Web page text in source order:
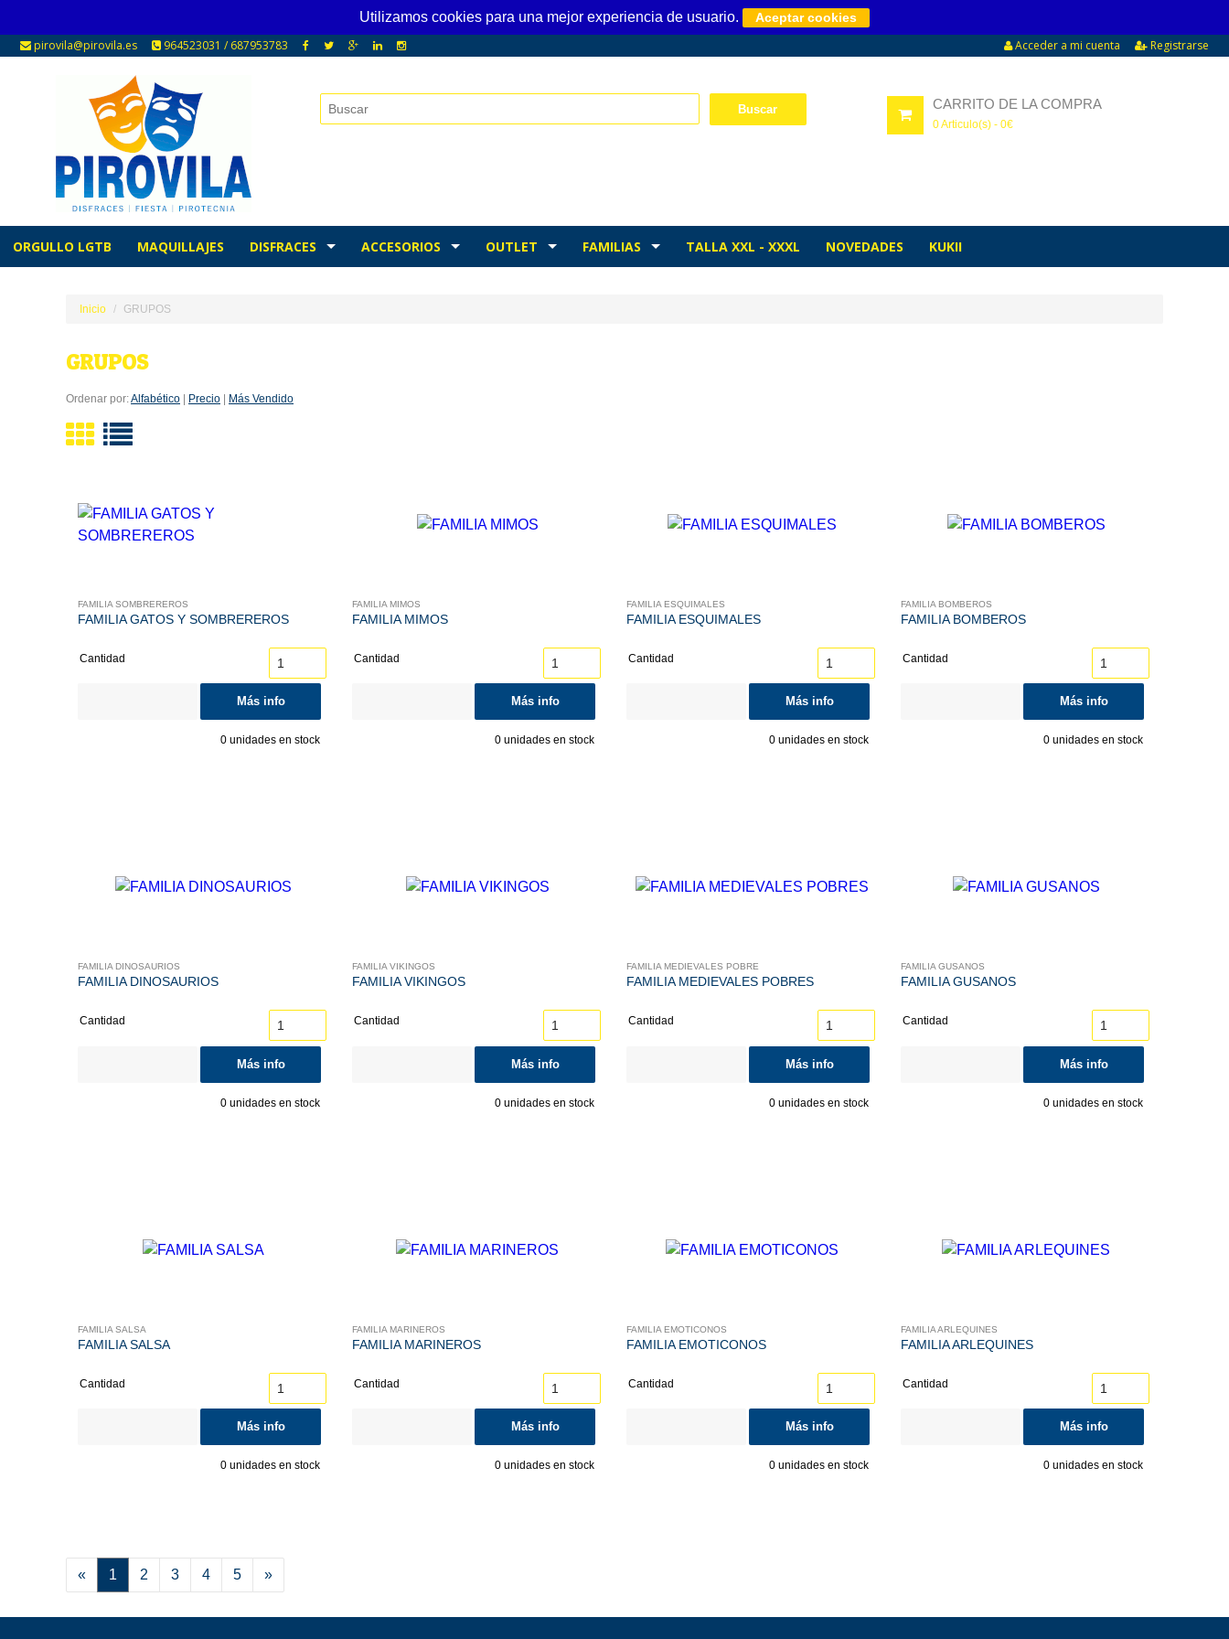
Utilizamos cookies para una mejor experiencia de usuario. Aceptar cookies
pirovila@pirovila.es 964523031 / 687953783 Acceder a mi cuenta Registrarse
CARRITO DE LA COMPRA
0Articulo(s) - 0€
ORGULLO LGTB MAQUILLAJES DISFRACES ACCESORIOS OUTLET FAMILIAS TALLA XXL - XXXL NOVEDADES KUKII
Inicio GRUPOS
GRUPOS
Ordenar por:Alfabético Precio Más Vendido
FAMILIA SOMBREREROS
FAMILIA GATOS Y SOMBREREROS
Cantidad
Más info
0unidades en stock
FAMILIA MIMOS
FAMILIA MIMOS
Cantidad
Más info
0unidades en stock
FAMILIA ESQUIMALES
FAMILIA ESQUIMALES
Cantidad
Más info
0unidades en stock
FAMILIA BOMBEROS
FAMILIA BOMBEROS
Cantidad
Más info
0unidades en stock
FAMILIA DINOSAURIOS
FAMILIA DINOSAURIOS
Cantidad
Más info
0unidades en stock
FAMILIA VIKINGOS
FAMILIA VIKINGOS
Cantidad
Más info
0unidades en stock
FAMILIA MEDIEVALES POBRE
FAMILIA MEDIEVALES POBRES
Cantidad
Más info
0unidades en stock
FAMILIA GUSANOS
FAMILIA GUSANOS
Cantidad
Más info
0unidades en stock
FAMILIA SALSA
FAMILIA SALSA
Cantidad
Más info
0unidades en stock
FAMILIA MARINEROS
FAMILIA MARINEROS
Cantidad
Más info
0unidades en stock
FAMILIA EMOTICONOS
FAMILIA EMOTICONOS
Cantidad
Más info
0unidades en stock
FAMILIA ARLEQUINES
FAMILIA ARLEQUINES
Cantidad
Más info
0unidades en stock
« 1 2 3 4 5 »